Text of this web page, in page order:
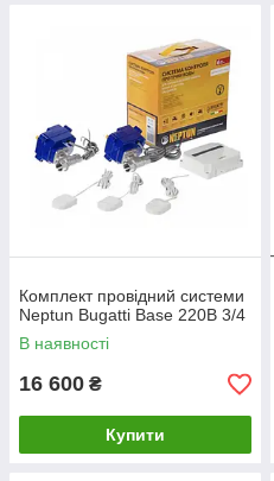
Комплект провідний системи
Neptun Bugatti Base 220B 3/4
В наявності
16 600 ₴
Купити